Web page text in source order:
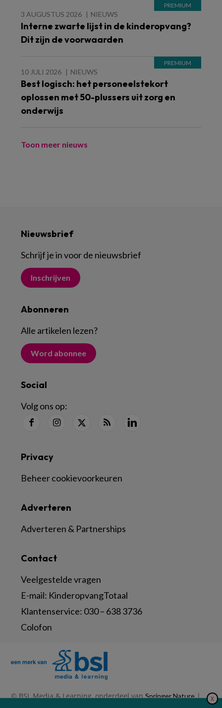
3 AUGUSTUS 2026 NIEUWS
Interne zwarte lijst in de kinderopvang?
Dit zijn de voorwaarden
10 JULI 2026 NIEUWS
Best logisch: het personeelstekort
oplossen met 50-plussers uit zorg en
onderwijs
Toon meer nieuws
Nieuwsbrief
Schrijf je in voor de nieuwsbrief
Inschrijven
Abonneren
Alle artikelen lezen?
Word abonnee
Social
Volg ons op:
Contact
Veelgestelde vragen
E-mail: KinderopvangTotaal
Klantenservice: 030 – 638 3736
Colofon
Adverteren
Adverteren & Partnerships
Privacy
Beheer cookievoorkeuren
© BSL Media & Learning, onderdeel vanSpringer Nature| X